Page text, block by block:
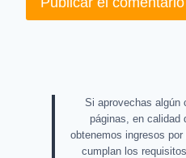
Si aprovechas algún
páginas, en calidad
obtenemos ingresos
cumplan los